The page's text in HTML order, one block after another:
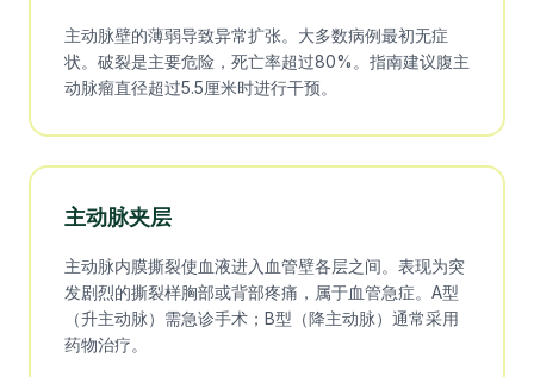
主动脉壁的薄弱导致异常扩张。大多数病例最初无症
状。破裂是主要危险，死亡率超过80%。指南建议腹主
动脉瘤直径超过5.5厘米时进行干预。
主动脉夹层
主动脉内膜撕裂使血液进入血管壁各层之间。表现为突
发剧烈的撕裂样胸部或背部疼痛，属于血管急症。A型
（升主动脉）需急诊手术；B型（降主动脉）通常采用
药物治疗。